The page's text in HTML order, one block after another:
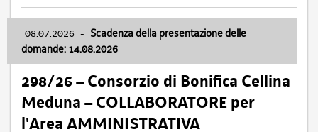
08.07.2026 - Scadenza della presentazione delle
domande: 14.08.2026
298/26 – Consorzio di Bonifica Cellina
Meduna – COLLABORATORE per
l'Area AMMINISTRATIVA